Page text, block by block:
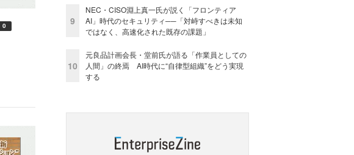
0 9
NEC・CISO淵上真一氏が説く「フロンティア
AI」時代のセキュリティ──「対峙すべきは未知
ではなく、高速化された既存の課題」
10
元良品計画会長・堂前氏が語る「作業員としての
人間」の終焉 AI時代に“自律型組織”をどう実現
する